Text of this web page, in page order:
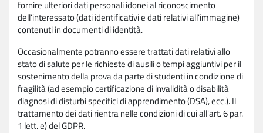
fornire ulteriori dati personali idonei al riconoscimento
dell'interessato (dati identificativi e dati relativi all'immagine)
contenuti in documenti di identità.
Occasionalmente potranno essere trattati dati relativi allo
stato di salute per le richieste di ausili o tempi aggiuntivi per il
sostenimento della prova da parte di studenti in condizione di
fragilità (ad esempio certificazione di invalidità o disabilità
diagnosi di disturbi specifici di apprendimento (DSA), ecc.). Il
trattamento dei dati rientra nelle condizioni di cui all'art. 6 par.
1 lett. e) del GDPR.